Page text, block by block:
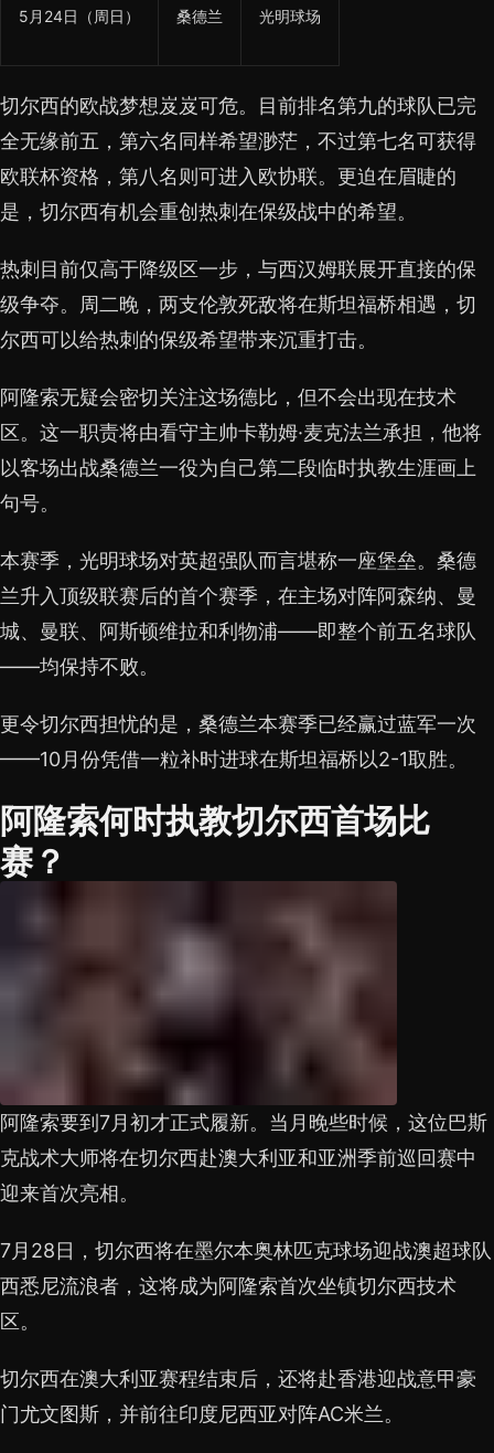
5月24日（周日） 桑德兰 光明球场
切尔西的欧战梦想岌岌可危。目前排名第九的球队已完
全无缘前五，第六名同样希望渺茫，不过第七名可获得
欧联杯资格，第八名则可进入欧协联。更迫在眉睫的
是，切尔西有机会重创热刺在保级战中的希望。
热刺目前仅高于降级区一步，与西汉姆联展开直接的保
级争夺。周二晚，两支伦敦死敌将在斯坦福桥相遇，切
尔西可以给热刺的保级希望带来沉重打击。
阿隆索无疑会密切关注这场德比，但不会出现在技术
区。这一职责将由看守主帅卡勒姆·麦克法兰承担，他将
以客场出战桑德兰一役为自己第二段临时执教生涯画上
句号。
本赛季，光明球场对英超强队而言堪称一座堡垒。桑德
兰升入顶级联赛后的首个赛季，在主场对阵阿森纳、曼
城、曼联、阿斯顿维拉和利物浦——即整个前五名球队
——均保持不败。
更令切尔西担忧的是，桑德兰本赛季已经赢过蓝军一次
——10月份凭借一粒补时进球在斯坦福桥以2-1取胜。
阿隆索何时执教切尔西首场比
赛？
阿隆索要到7月初才正式履新。当月晚些时候，这位巴斯
克战术大师将在切尔西赴澳大利亚和亚洲季前巡回赛中
迎来首次亮相。
7月28日，切尔西将在墨尔本奥林匹克球场迎战澳超球队
西悉尼流浪者，这将成为阿隆索首次坐镇切尔西技术
区。
切尔西在澳大利亚赛程结束后，还将赴香港迎战意甲豪
门尤文图斯，并前往印度尼西亚对阵AC米兰。